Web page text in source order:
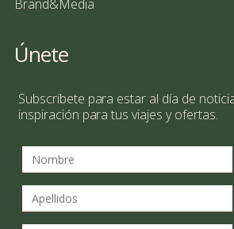
Brand&Media
Únete
Subscríbete para estar al día de
inspiración para tus viajes y ofertas.